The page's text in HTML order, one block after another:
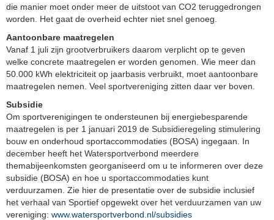
die manier moet onder meer de uitstoot van CO2 teruggedrongen
worden. Het gaat de overheid echter niet snel genoeg.
Aantoonbare maatregelen
Vanaf 1 juli zijn grootverbruikers daarom verplicht op te geven
welke concrete maatregelen er worden genomen. Wie meer dan
50.000 kWh elektriciteit op jaarbasis verbruikt, moet aantoonbare
maatregelen nemen. Veel sportvereniging zitten daar ver boven.
Subsidie
Om sportverenigingen te ondersteunen bij energiebesparende
maatregelen is per 1 januari 2019 de Subsidieregeling stimulering
bouw en onderhoud sportaccommodaties (BOSA) ingegaan. In
december heeft het Watersportverbond meerdere
themabijeenkomsten georganiseerd om u te informeren over deze
subsidie (BOSA) en hoe u sportaccommodaties kunt
verduurzamen. Zie hier de presentatie over de subsidie inclusief
het verhaal van Sportief opgewekt over het verduurzamen van uw
vereniging: www.watersportverbond.nl/subsidies